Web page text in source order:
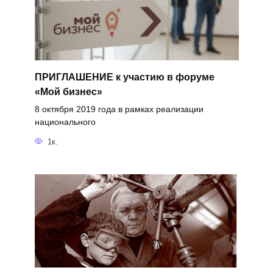
ПРИГЛАШЕНИЕ к участию в форуме
«Мой бизнес»
8 октября 2019 года в рамках реализации
национального
1к.